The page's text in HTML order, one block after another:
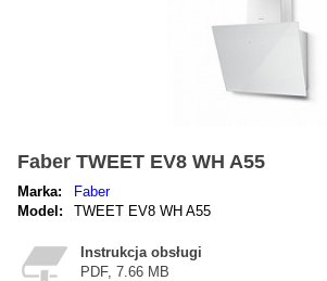
Faber TWEET EV8 WH A55
Marka:
Faber
Model:
TWEET EV8 WH A55
Instrukcja obsługi
PDF, 7.66 MB